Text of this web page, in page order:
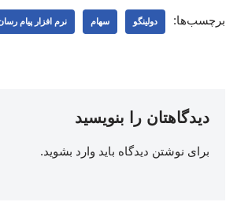
برچسب‌ها: دولینگو سهام نرم افزار پیام
دیدگاهتان را بنویسید
برای نوشتن دیدگاه باید وارد بشوید.